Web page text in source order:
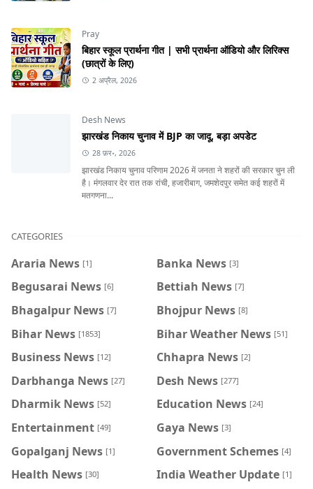
Pray
बिहार स्कूल प्रार्थना गीत | सभी प्रार्थना ऑडियो और लिरिक्स
(छात्रों के लिए)
2 अप्रैल, 2026
Desh News
झारखंड निकाय चुनाव में BJP का जादू, बड़ा अपडेट
28 फ़र॰, 2026
झारखंड निकाय चुनाव परिणाम 2026 में जनता ने शहरों की सरकार चुन ली
है। मंगलवार देर रात तक रांची, हजारीबाग, जमशेदपुर समेत कई शहरों में
मतगणना...
CATEGORIES
Araria News [1] Banka News [3]
Begusarai News [6] Bettiah News [7]
Bhagalpur News [7] Bhojpur News [8]
Bihar News [1853] Bihar Weather News [51]
Business News [12] Chhapra News [2]
Darbhanga News [27] Desh News [277]
Dharmik News [52] Education News [24]
Entertainment [49] Gaya News [3]
Gopalganj News [1] Government Schemes [4]
Health News [30] India Weather Update [1]